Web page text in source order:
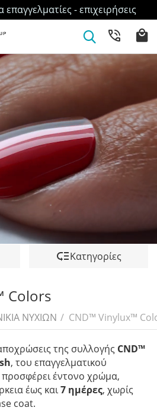
επαγγελματίες - επιχειρήσεις
Κατηγορίες
Colors
ΝΥΧΙΩΝ / CND™ Vinylux™
της συλλογής CND™
, του επαγγελματικού
προσφέρει έντονο χρώμα,
έως και7 ημέρες, χωρίς
coat.